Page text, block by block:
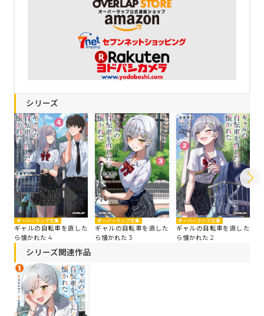
シリーズ
オーバーラップ文庫
ギャルの自転車を直した
ら懐かれた 4
オーバーラップ文庫
ギャルの自転車を直した
ら懐かれた 3
オーバーラップ文庫
ギャルの自転車を直した
ら懐かれた 2
シリーズ関連作品